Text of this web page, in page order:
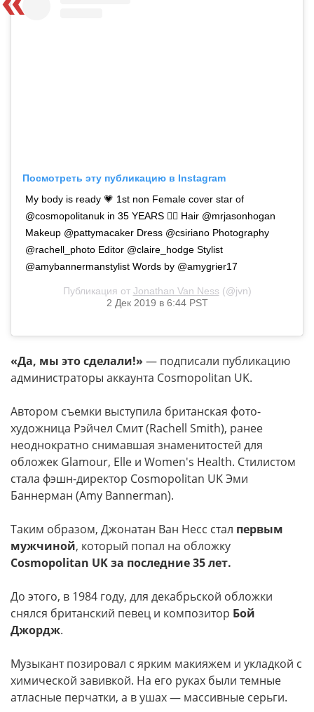
Посмотреть эту публикацию в Instagram
My body is ready 💗 1st non Female cover star of
@cosmopolitanuk in 35 YEARS 🏳️‍🌈 Hair @mrjasonhogan
Makeup @pattymacaker Dress @csiriano Photography
@rachell_photo Editor @claire_hodge Stylist
@amybannermanstylist Words by @amygrier17
Публикация от Jonathan Van Ness (@jvn)
2 Дек 2019 в 6:44 PST
«Да, мы это сделали!» — подписали публикацию
администраторы аккаунта Cosmopolitan UK.
Автором съемки выступила британская фото-
художница Рэйчел Смит (Rachell Smith), ранее
неоднократно снимавшая знаменитостей для
обложек Glamour, Elle и Women's Health. Стилистом
стала фэшн-директор Cosmopolitan UK Эми
Баннерман (Amy Bannerman).
Таким образом, Джонатан Ван Несс стал первым
мужчиной, который попал на обложку
Cosmopolitan UK за последние 35 лет.
До этого, в 1984 году, для декабрьской обложки
снялся британский певец и композитор Бой
Джордж.
Музыкант позировал с ярким макияжем и укладкой с
химической завивкой. На его руках были темные
атласные перчатки, а в ушах — массивные серьги.